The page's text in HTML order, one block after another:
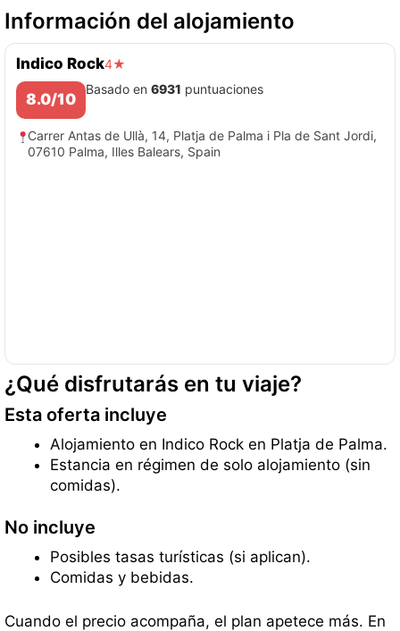
Información del alojamiento
Indico Rock4★
8.0/10
Basado en 6931 puntuaciones
Carrer Antas de Ullà, 14, Platja de Palma i Pla de Sant Jordi,
07610 Palma, Illes Balears, Spain
¿Qué disfrutarás en tu viaje?
Esta oferta incluye
Alojamiento en Indico Rock en Platja de Palma.
Estancia en régimen de solo alojamiento (sin
comidas).
No incluye
Posibles tasas turísticas (si aplican).
Comidas y bebidas.
Cuando el precio acompaña, el plan apetece más. En